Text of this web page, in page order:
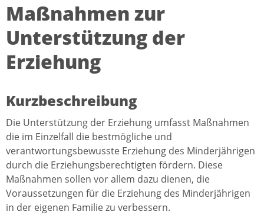
Maßnahmen zur
Unterstützung der
Erziehung
Kurzbeschreibung
Die Unterstützung der Erziehung umfasst Maßnahmen
die im Einzelfall die bestmögliche und
verantwortungsbewusste Erziehung des Minderjährigen
durch die Erziehungsberechtigten fördern. Diese
Maßnahmen sollen vor allem dazu dienen, die
Voraussetzungen für die Erziehung des Minderjährigen
in der eigenen Familie zu verbessern.